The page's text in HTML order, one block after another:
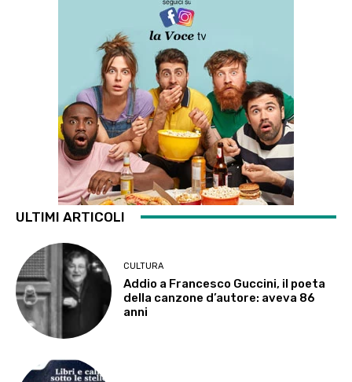
ULTIMI ARTICOLI
CULTURA
Addio a Francesco Guccini, il poeta
della canzone d’autore: aveva 86
anni